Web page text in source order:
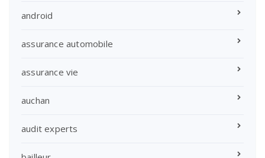
android
assurance automobile
assurance vie
auchan
audit experts